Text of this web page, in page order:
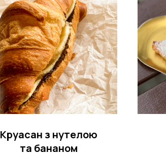
Круасан з нутелою
та бананом